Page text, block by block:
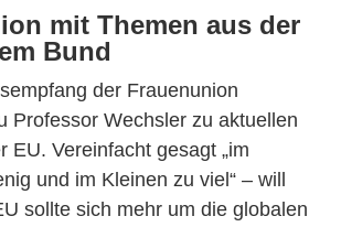
mit Themen aus der
Bund
der Frauenunion
Professor Wechsler zu aktuellen
EU. Vereinfacht gesagt „im
und im Kleinen zu viel“ – will
sollte sich mehr um die globalen